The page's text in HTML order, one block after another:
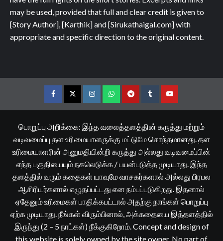
may be used, provided that full and clear credit is given to
[Story Author], [Karthik] and [Sirukathaigal.com] with
appropriate and specific direction to the original content.
FacebookTwitterInstagramWhatsappTelegramTumblrYouTube
பொறுப்பு அறிக்கை: இந்த வலைத்தளத்தின் கருத்து மற்றும்
வடிவமைப்பு தள உரிமையாளருக்கு மட்டுமே சொந்தமானது. தள
உரிமையாளரின் அனுமதியின்றி கருத்து அல்லது வடிவமைப்பின்
எந்த பகுதியையும் நகலெடுக்க / பயன்படுத்த முடியாது. இந்த
தளத்தில் வரும் கதைகள் யாவுமே வாசகர்களால் அல்லது பிரபல
ஆசிரியர்களால் எழுதப்பட்டது என நம்பப்படுகிறது. இதனால்
ஏதேனும் உரிமைகள் பாதிக்கபட்டால் அதற்கு நாங்கள் பொறுப்பு
ஏற்க முடியாது. நீங்கள் விரும்பினால், அக்கதையை இத்தளத்தில்
இருந்து (2 – 5 நாட்கள்) நீக்குகிறோம். Concept and design of
this website is solely owned by the site owner. No part of